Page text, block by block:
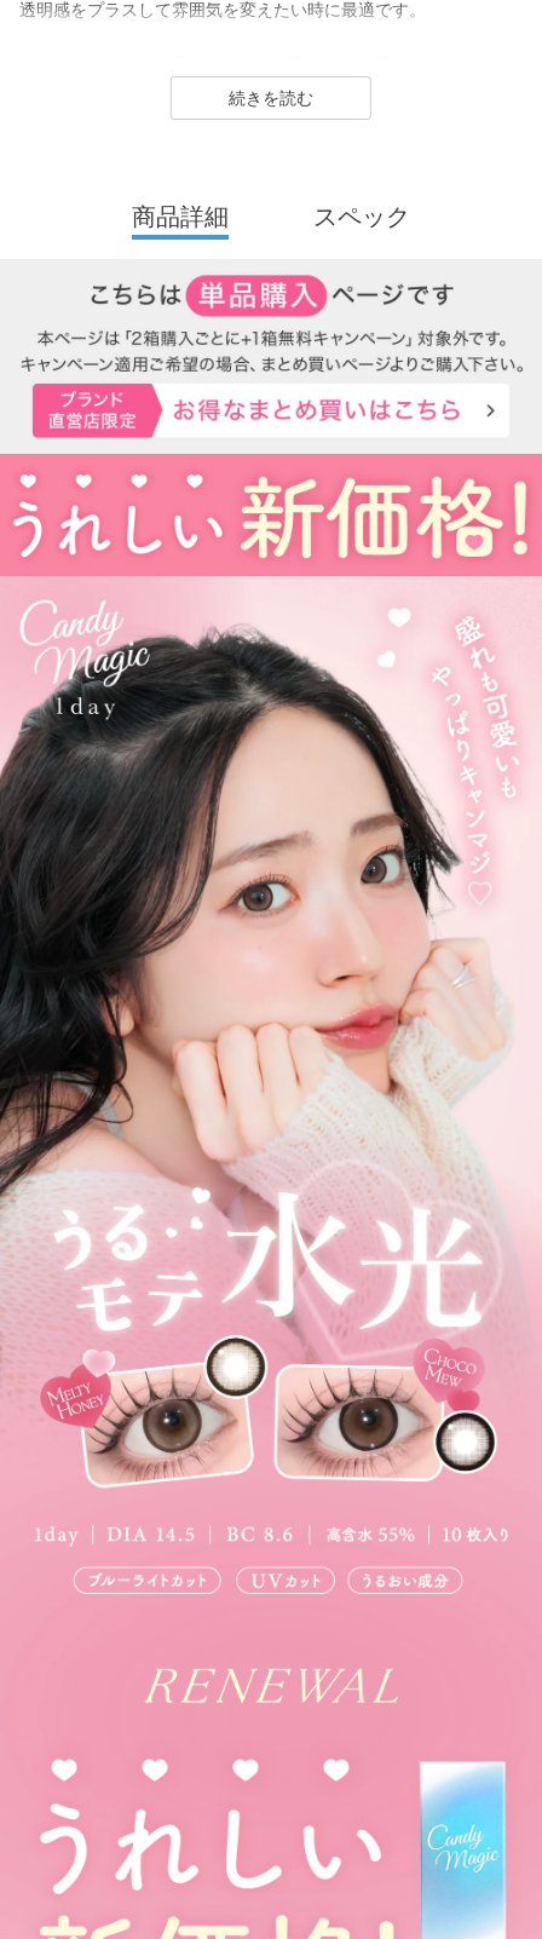
透明感をプラスして雰囲気を変えたい時に最適です。
と絶妙なうるみグレーで、グレーコン初心者の方でも浮かずに馴
染むデザインです。
レンズ直径(DIA)14.5㎜の大きめレンズで瞳を大きく魅せながら、
今っぽく瞳を引き立てる
ナチュラル系・ハーフ系・盛り系までバリエーション豊富に揃え
ました。
2021年にはブルーライトカット機能・UVカット機能付きの
更に2025年にはブルーライトカット機能が独自の新技術で、より
自然に馴染む透明感あるレンズにリニューアル！
より可愛く、より瞳に優しく進化し続けるブランドです。
商品詳細 スペック